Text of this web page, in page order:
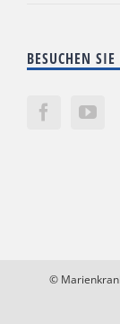
BESUCHEN
©